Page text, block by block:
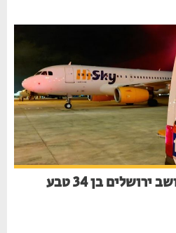
טרגדיה בקפריסין: תושב ירושלים בן 34 טבע